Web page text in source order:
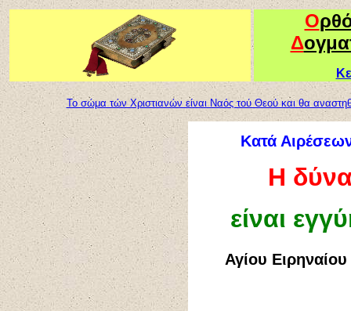
Ο
Δ
Το σώμα τών Χριστιανών είναι Ναός τού Θεού και θα
Κατά
Η
είναι
Αγίου